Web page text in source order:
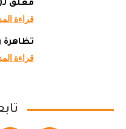
مغلق لـ(14) عاما
قراءة
تظاهرة
قراءة